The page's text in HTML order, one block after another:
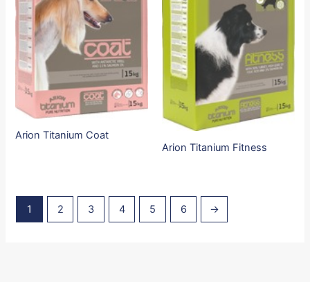
Arion Titanium Coat
Arion Titanium Fitness
1 2 3 4 5 6 →